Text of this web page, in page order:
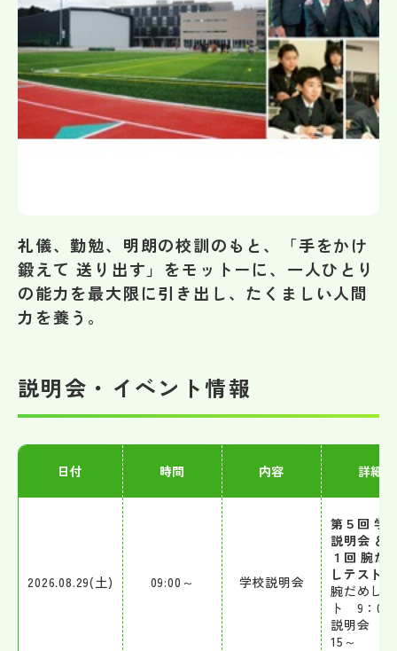
よみもの
学校からのお知らせ
学校HP最新情報
その他
お問い合わせ
個人情報保護方針
サイトマップ
運営会社
礼儀、勤勉、明朗の校訓のもと、「手をかけ
鍛えて 送り出す」をモットーに、一人ひとり
の能力を最大限に引き出し、たくましい人間
力を養う。
説明会・イベント情報
日付 時間 内容 詳細
2026.08.29(土) 09:00～ 学校説明会
第５回 学
説明会 ＆
１回 腕だ
しテスト
腕だめし
ト 9：00
説明会 9
15～